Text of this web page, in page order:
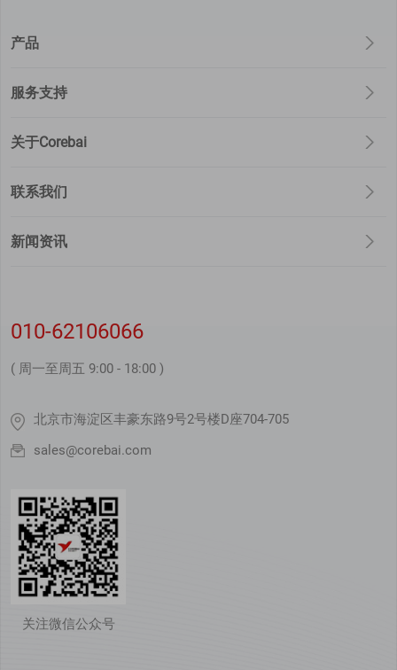
产品
服务支持
关于Corebai
联系我们
新闻资讯
010-62106066
( 周一至周五 9:00 - 18:00 )
北京市海淀区丰豪东路9号2号楼D座704-705
sales@corebai.com
关注微信公众号